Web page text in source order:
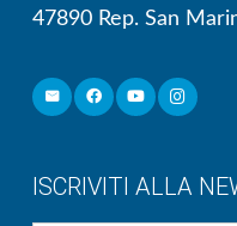
47890 Rep. San
ISCRIVITI ALLA